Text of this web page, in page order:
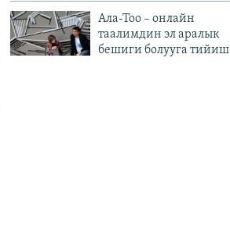
Ала-Тоо – онлайн
таалимдин эл аралык
бешиги болууга тийиш